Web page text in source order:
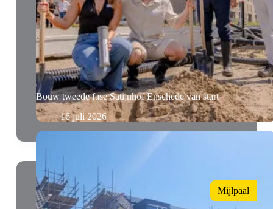
Bouw tweede fase Satijnhof Enschede van start
16 juli 2026
Mijlpaal